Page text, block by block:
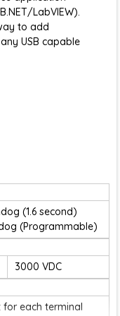
LabVIEW).
to add
USB capable
(1.6 second)
(Programmable)
3000 VDC
for each terminal